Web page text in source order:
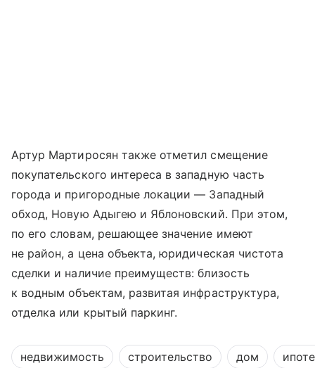
Артур Мартиросян также отметил смещение
покупательского интереса в западную часть
города и пригородные локации — Западный
обход, Новую Адыгею и Яблоновский. При этом,
по его словам, решающее значение имеют
не район, а цена объекта, юридическая чистота
сделки и наличие преимуществ: близость
к водным объектам, развитая инфраструктура,
отделка или крытый паркинг.
недвижимость строительство дом